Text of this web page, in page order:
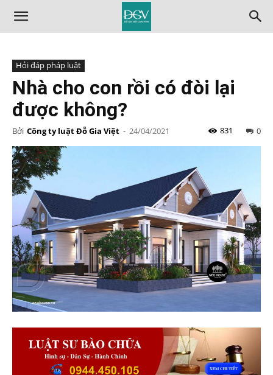
Hỏi đáp pháp luật
Nhà cho con rồi có đòi lại
được không?
Bởi Công ty luật Đỗ Gia Việt - 24/04/2021 0
831